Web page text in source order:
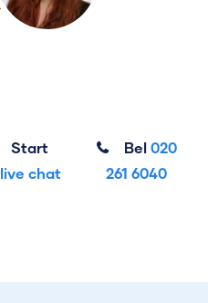
Start
live chat
Bel020
261 6040